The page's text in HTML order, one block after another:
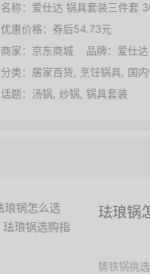
名称： 爱仕达 锅具套装三件套
优惠价格： 券后54.73元
商家： 京东商城 品牌： 爱仕
分类： 居家百货 烹饪锅具 国
话题： 汤锅 炒锅 锅具套装
珐琅锅
铸铁锅挑